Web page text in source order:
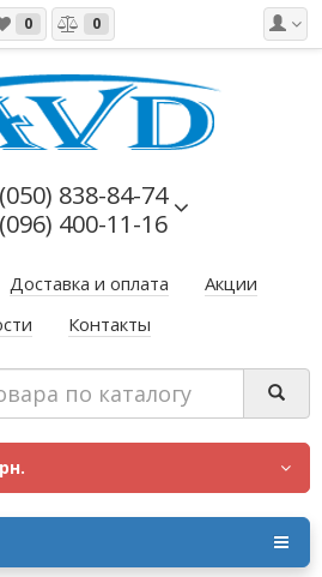
0 0
838-84-74
400-11-16
Доставка и оплата
Акции
Контакты